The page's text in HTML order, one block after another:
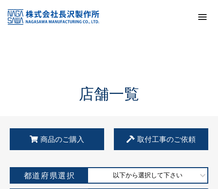
KSS加盟店・取扱店情報
店舗一覧
店舗一覧
商品のご購入 取付工事のご依頼
都道府県選択 以下から選択して下さい